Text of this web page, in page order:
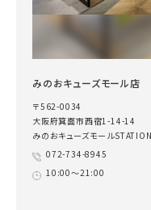
みのおキューズモール店
〒562-0034
大阪府箕面市西宿1-14-14
みのおキューズモール
072-734-8945
10:00～21:00